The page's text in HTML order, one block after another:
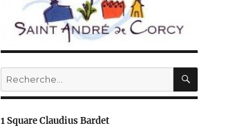
Recherche
pour :
1 Square Claudius Bardet